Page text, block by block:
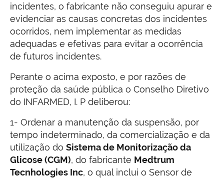
incidentes, o fabricante não conseguiu apurar e
evidenciar as causas concretas dos incidentes
ocorridos, nem implementar as medidas
adequadas e efetivas para evitar a ocorrência
de futuros incidentes.
Perante o acima exposto, e por razões de
proteção da saúde pública o Conselho Diretivo
do INFARMED, I. P deliberou:
1- Ordenar a manutenção da suspensão, por
tempo indeterminado, da comercialização e da
utilização do Sistema de Monitorização da
Glicose (CGM), do fabricante Medtrum
Tecnhologies Inc, o qual inclui o Sensor de